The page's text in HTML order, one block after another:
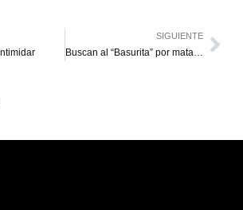
SIGUIENTE
Buscan al “Basurita” por matar y violar a vecina